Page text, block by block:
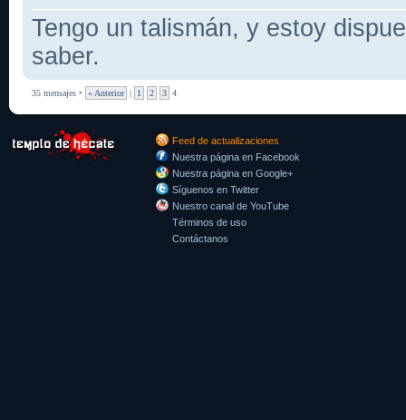
Tengo un talismán, y estoy
saber.
35 mensajes • « Anterior | 1 2 3 4
Feed de actualizaciones
Nuestra página en Facebook
Nuestra página en Google+
Síguenos en Twitter
Nuestro canal de YouTube
Términos de uso
Contáctanos